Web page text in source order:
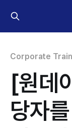
Corporate
[원데
당자